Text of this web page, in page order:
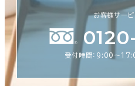
お客様サービ
受付時間：9:00〜